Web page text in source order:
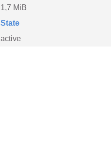
1,7 MiB
State
active